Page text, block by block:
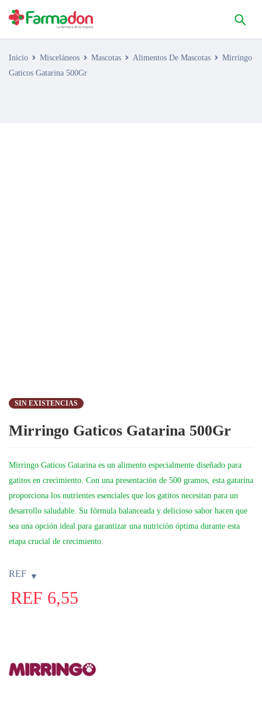
Inicio Misceláneos Mascotas Alimentos De Mascotas
Mirringo
Gaticos Gatarina 500Gr
SIN EXISTENCIAS
Mirringo Gaticos Gatarina 500Gr
Mirringo Gaticos Gatarina es un alimento especialmente diseñado para
gatitos en crecimiento. Con una presentación de 500 gramos, esta gatarina
proporciona los nutrientes esenciales que los gatitos necesitan para un
desarrollo saludable. Su fórmula balanceada y delicioso sabor hacen que
sea una opción ideal para garantizar una nutrición óptima durante esta
etapa crucial de crecimiento.
REF
REF 6,55